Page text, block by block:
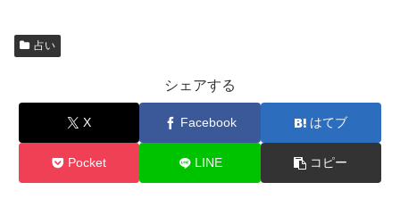
占い
シェアする
X Facebook はてブ
Pocket LINE コピー